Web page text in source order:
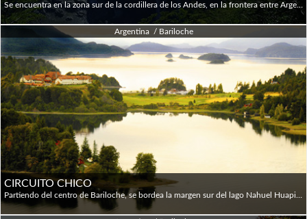
Se encuentra en la zona sur de la cordillera de los Andes, en la frontera entre Argentina y Chile. Separa dos parques nacionales: el Nahuel Huapi, en las provincias de Río Negro y Neuquén (Argentina) y el Vicente Pérez Rosales en la provincia de Llanquihue (Chile). El nombre del cerro se debe al ruido que se produce por los frecuentes desprendimientos de hielo en los glaciares, similar al de los truenos. Su altura es de 3554 m.s.n.m. y posee un total de siete glaciares, siendo el cerro más alto en los alrededores de Bariloche. Tras salir del centro de la ciudad, la mítica ruta Nacional 40 nos lleva hacia el sur, recorriendo las costas de los Lagos Gutiérrez y Mascardi hasta empalmar con la ruta Provincial 82. En el camino encontramos miradores para disfrutar de las imponentes vistas que ofrecen los cerros Bonete y Cresta de Gallo o bien podemos acercarnos a alguna de las playas de arena oscura del lago Mascardi. Nos dirigimos luego a través de bosques autóctonos hasta el río Manso y a partir de aquí un sinuoso camino asciende hasta alcanzar el punto de máxima altura de todo el recorrido. Desde aquí se emprende camino hasta la base del cerro y luego llegamos al último mirador del recorrido: el Ventisquero Negro, un glaciar que desciende desde el Tronador y que se destaca por su color oscuro. Luego emprendemos el camino de regreso a Bariloche.
Argentina / Bariloche
CIRCUITO CHICO